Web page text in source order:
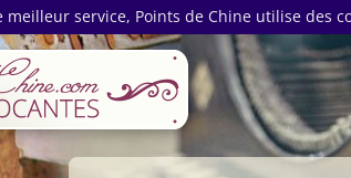
meilleur service, Points de Chine utilise des